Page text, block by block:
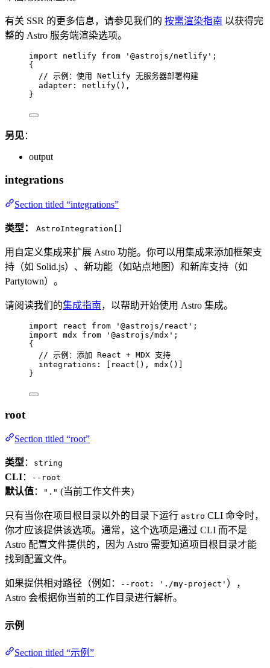
有关 SSR 的更多信息，请参见我们的 按需渲染指南 以获得完
整的 Astro 服务端渲染选项。
import netlify from ' @astrojs/netlify ' ;
{
// 示例：使用 Netlify 无服务器部署构建
adapter: netlify(),
}
另见：
output
integrations
Section titled “integrations”
类型： AstroIntegration[]
用自定义集成来扩展 Astro 功能。你可以用集成来添加框架支
持（如 Solid.js）、新功能（如站点地图）和新库支持（如
Partytown）。
请阅读我们的集成指南，以帮助开始使用 Astro 集成。
import react from ' @astrojs/react ' ;
import mdx from ' @astrojs/mdx ' ;
{
// 示例：添加 React + MDX 支持
integrations: [
react (), mdx ()]
}
root
Section titled “root”
类型： string
CLI： --root
默认值： "." (当前工作文件夹)
只有当你在项目根目录以外的目录下运行 astro CLI 命令时，
你才应该提供该选项。通常，这个选项是通过 CLI 而不是
Astro 配置文件提供的，因为 Astro 需要知道项目根目录才能
找到配置文件。
如果提供相对路径（例如： --root: './my-project' ），
Astro 会根据你当前的工作目录进行解析。
示例
Section titled “示例”